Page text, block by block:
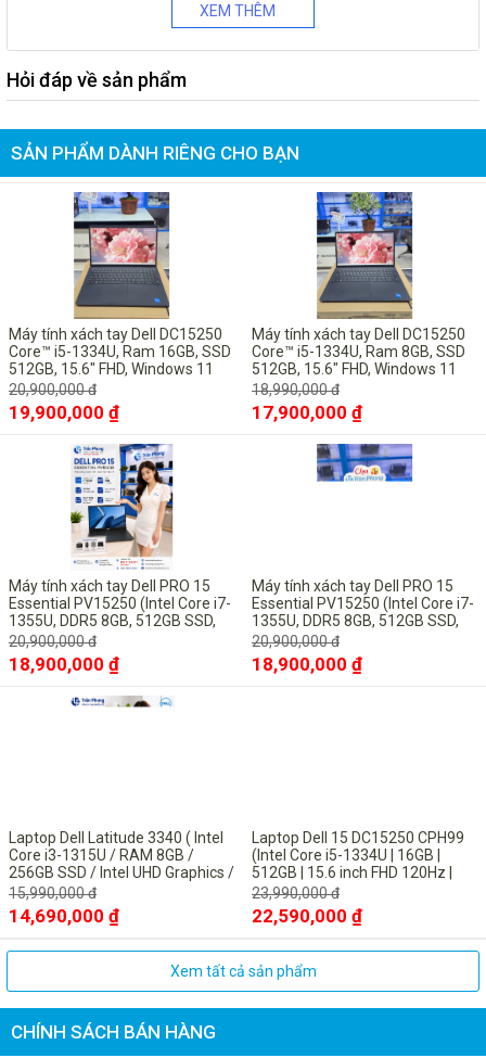
XEM THÊM
Hỏi đáp về sản phẩm
SẢN PHẨM DÀNH RIÊNG CHO BẠN
Máy tính xách tay Dell DC15250
Core™ i5-1334U, Ram 16GB, SSD
512GB, 15.6" FHD, Windows 11
Pro bản quyền vĩnh viễn
20,900,000 đ
19,900,000 ₫
Máy tính xách tay Dell DC15250
Core™ i5-1334U, Ram 8GB, SSD
512GB, 15.6" FHD, Windows 11
Pro bản quyền vĩnh viễn
18,990,000 đ
17,900,000 ₫
Máy tính xách tay Dell PRO 15
Essential PV15250 (Intel Core i7-
1355U, DDR5 8GB, 512GB SSD,
15.6" FHD, UBUNTU Black)
20,900,000 đ
18,900,000 ₫
Máy tính xách tay Dell PRO 15
Essential PV15250 (Intel Core i7-
1355U, DDR5 8GB, 512GB SSD,
15.6" FHD, UBUNTU Black)
20,900,000 đ
18,900,000 ₫
Laptop Dell Latitude 3340 ( Intel
Core i3-1315U / RAM 8GB /
256GB SSD / Intel UHD Graphics /
13.3inch FHD / Win11 Pro/ Titan
Gray
15,990,000 đ
14,690,000 ₫
Laptop Dell 15 DC15250 CPH99
(Intel Core i5-1334U | 16GB |
512GB | 15.6 inch FHD 120Hz |
Win 11 | Microsoft Office Home
2024 + Microsoft 365 basic bản
quyền vĩnh viễn| Bạc)
23,990,000 đ
22,590,000 ₫
Xem tất cả sản phẩm
CHÍNH SÁCH BÁN HÀNG